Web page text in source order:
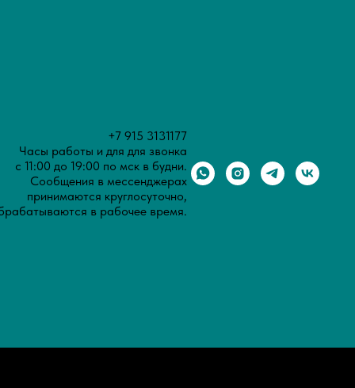
+7 915 3131177
Часы работы и для для звонка
с 11:00 до 19:00 по мск в будни.
Сообщения в мессенджерах
принимаются круглосуточно,
в рабочее время.